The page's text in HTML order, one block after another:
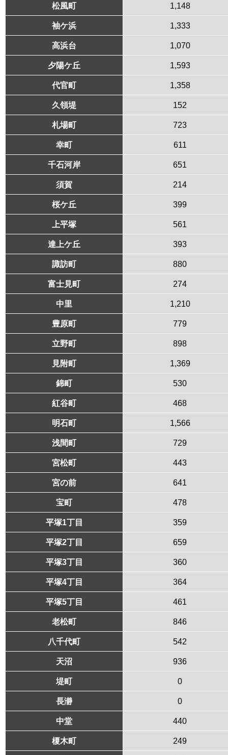
松風町 1,148
袖ケ浜 1,333
高浜台 1,070
夕陽ケ丘 1,593
代官町 1,358
久領堤 152
札場町 723
幸町 611
千石河岸 651
須賀 214
桜ケ丘 399
上平塚 561
達上ケ丘 393
諏訪町 880
富士見町 274
中里 1,210
豊原町 779
立野町 898
見附町 1,369
錦町 530
紅谷町 468
明石町 1,566
浅間町 729
宮松町 443
宮の前 641
宝町 478
平塚1丁目 359
平塚2丁目 659
平塚3丁目 360
平塚4丁目 364
平塚5丁目 461
老松町 846
八千代町 542
天沼 936
堤町 0
長瀞 0
中堂 440
榎木町 249